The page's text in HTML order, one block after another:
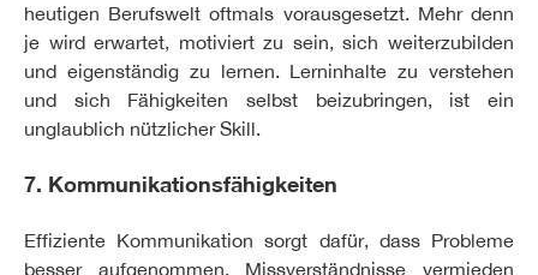
heutigen Berufswelt oftmals vorausgesetzt. Mehr denn
je wird erwartet, motiviert zu sein, sich weiterzubilden
und eigenständig zu lernen. Lerninhalte zu verstehen
und sich Fähigkeiten selbst beizubringen, ist ein
unglaublich nützlicher Skill.
7. Kommunikationsfähigkeiten
Effiziente Kommunikation sorgt dafür, dass Probleme
besser aufgenommen, Missverständnisse vermieden